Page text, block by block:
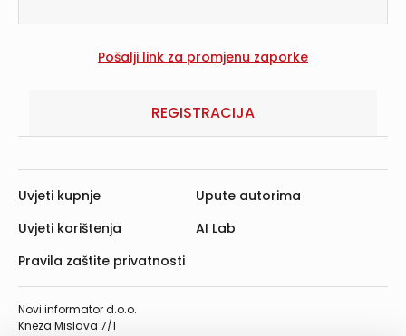
REGISTRACIJA
Novi informator d.o.o.
Kneza Mislava 7/1
Uvjeti kupnje
Uvjeti korištenja
Pravila zaštite privatnosti
Upute autorima
AI Lab